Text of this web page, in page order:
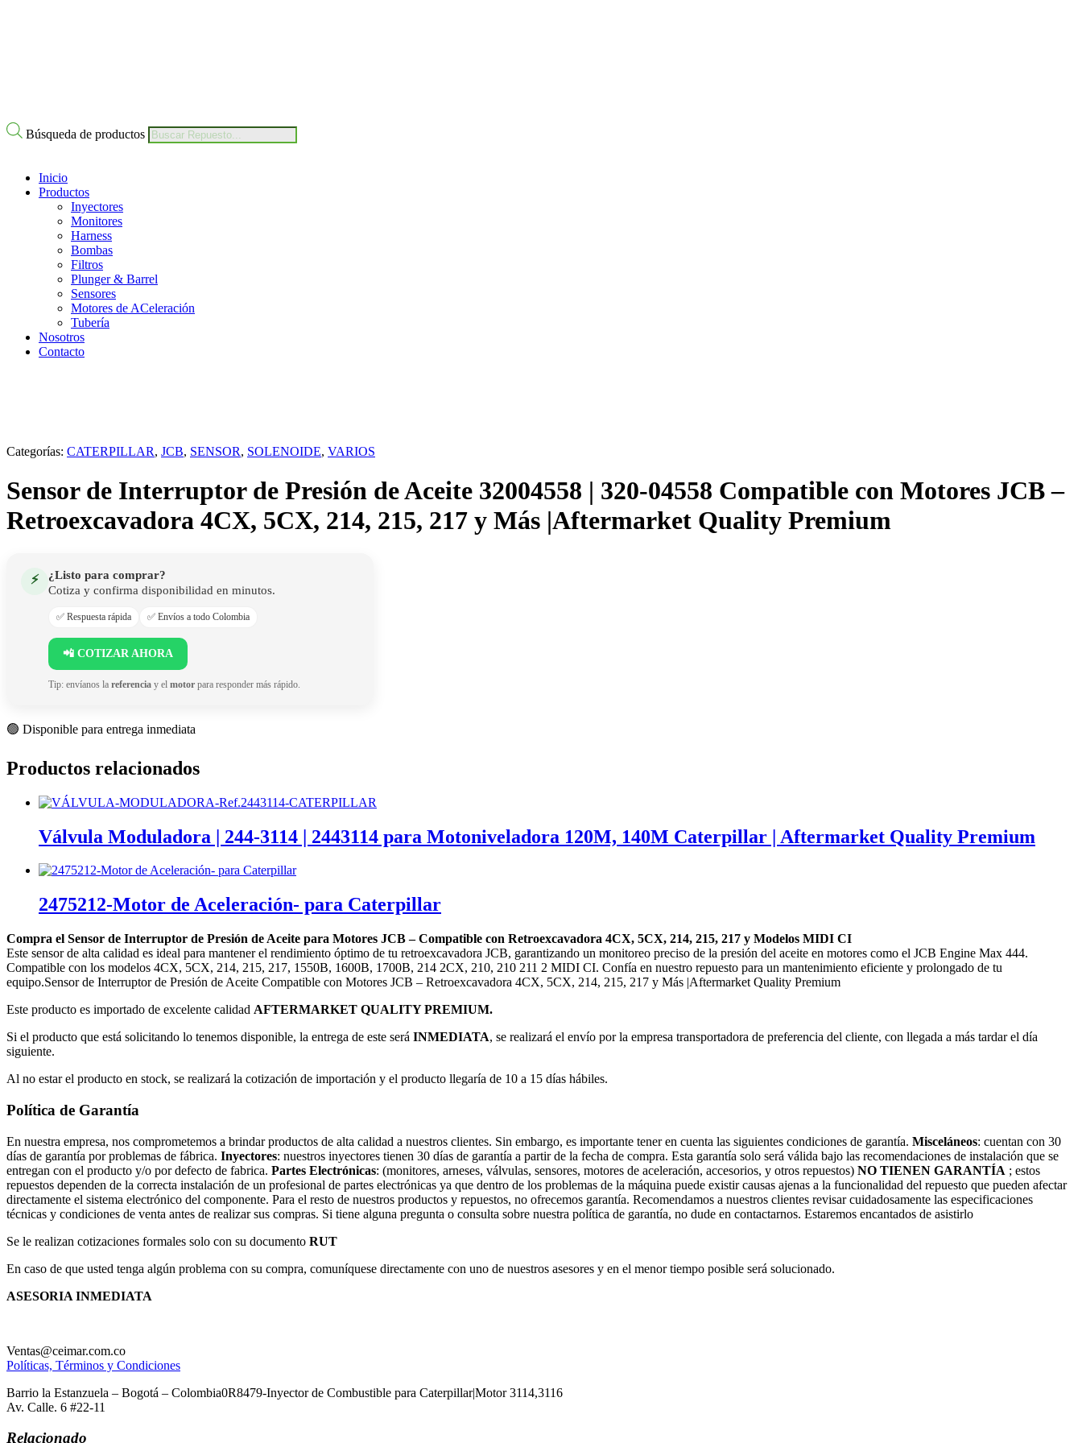
Búsqueda de productos
Inicio
Productos
Inyectores
Monitores
Harness
Bombas
Filtros
Plunger & Barrel
Sensores
Motores de ACeleración
Tubería
Nosotros
Contacto
Categorías: CATERPILLAR, JCB, SENSOR, SOLENOIDE, VARIOS
Sensor de Interruptor de Presión de Aceite 32004558 | 320-04558 Compatible con Motores JCB –
Retroexcavadora 4CX, 5CX, 214, 215, 217 y Más |Aftermarket Quality Premium
⚡
¿Listo para comprar?
Cotiza y confirma disponibilidad en minutos.
✅ Respuesta rápida ✅ Envíos a todo Colombia
📲 COTIZAR AHORA
Tip: envíanos la referencia y el motor para responder más rápido.
🟢 Disponible para entrega inmediata
Productos relacionados
Válvula Moduladora | 244-3114 | 2443114 para Motoniveladora 120M, 140M Caterpillar | Aftermarket Quality Premium
2475212-Motor de Aceleración- para Caterpillar
Compra el Sensor de Interruptor de Presión de Aceite para Motores JCB – Compatible con Retroexcavadora 4CX, 5CX, 214, 215, 217 y Modelos MIDI CI
Este sensor de alta calidad es ideal para mantener el rendimiento óptimo de tu retroexcavadora JCB, garantizando un monitoreo preciso de la presión del aceite en motores como el JCB Engine Max 444.
Compatible con los modelos 4CX, 5CX, 214, 215, 217, 1550B, 1600B, 1700B, 214 2CX, 210, 210 211 2 MIDI CI. Confía en nuestro repuesto para un mantenimiento eficiente y prolongado de tu
equipo.Sensor de Interruptor de Presión de Aceite Compatible con Motores JCB – Retroexcavadora 4CX, 5CX, 214, 215, 217 y Más |Aftermarket Quality Premium
Este producto es importado de excelente calidad AFTERMARKET QUALITY PREMIUM.
Si el producto que está solicitando lo tenemos disponible, la entrega de este será INMEDIATA, se realizará el envío por la empresa transportadora de preferencia del cliente, con llegada a más tardar el día
siguiente.
Al no estar el producto en stock, se realizará la cotización de importación y el producto llegaría de 10 a 15 días hábiles.
Política de Garantía
En nuestra empresa, nos comprometemos a brindar productos de alta calidad a nuestros clientes. Sin embargo, es importante tener en cuenta las siguientes condiciones de garantía. Misceláneos: cuentan con 30
días de garantía por problemas de fábrica. Inyectores: nuestros inyectores tienen 30 días de garantía a partir de la fecha de compra. Esta garantía solo será válida bajo las recomendaciones de instalación que se
entregan con el producto y/o por defecto de fabrica. Partes Electrónicas: (monitores, arneses, válvulas, sensores, motores de aceleración, accesorios, y otros repuestos) NO TIENEN GARANTÍA ; estos
repuestos dependen de la correcta instalación de un profesional de partes electrónicas ya que dentro de los problemas de la máquina puede existir causas ajenas a la funcionalidad del repuesto que pueden afectar
directamente el sistema electrónico del componente. Para el resto de nuestros productos y repuestos, no ofrecemos garantía. Recomendamos a nuestros clientes revisar cuidadosamente las especificaciones
técnicas y condiciones de venta antes de realizar sus compras. Si tiene alguna pregunta o consulta sobre nuestra política de garantía, no dude en contactarnos. Estaremos encantados de asistirlo
Se le realizan cotizaciones formales solo con su documento RUT
En caso de que usted tenga algún problema con su compra, comuníquese directamente con uno de nuestros asesores y en el menor tiempo posible será solucionado.
ASESORIA INMEDIATA
Ventas@ceimar.com.co
Políticas, Términos y Condiciones
Barrio la Estanzuela – Bogotá – Colombia0R8479-Inyector de Combustible para Caterpillar|Motor 3114,3116
Av. Calle. 6 #22-11
Relacionado